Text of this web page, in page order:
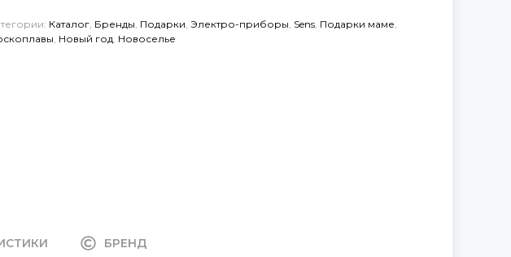
Каталог Бренды Подарки Электро-приборы Sens Подарки маме
Новый год Новоселье
БРЕНД